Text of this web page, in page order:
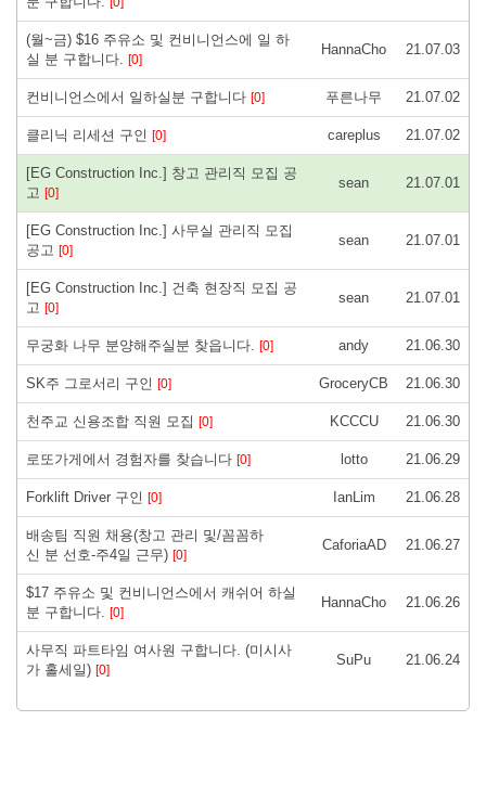
(월~금) $16 주유소 및 컨비니언스에 일 하
실 분 구합니다. [0]
HannaCho 21.07.03
컨비니언스에서 일하실분 구합니다 [0] 푸른나무 21.07.02
클리닉 리세션 구인 [0] careplus 21.07.02
[EG Construction Inc.] 창고 관리직 모집 공
고 [0]
sean 21.07.01
[EG Construction Inc.] 사무실 관리직 모집
공고 [0]
sean 21.07.01
[EG Construction Inc.] 건축 현장직 모집 공
고 [0]
sean 21.07.01
무궁화 나무 분양해주실분 찾읍니다. [0] andy 21.06.30
SK주 그로서리 구인 [0] GroceryCB 21.06.30
천주교 신용조합 직원 모집 [0] KCCCU 21.06.30
로또가게에서 경험자를 찾습니다 [0] lotto 21.06.29
Forklift Driver 구인 [0] IanLim 21.06.28
배송팀 직원 채용(창고 관리 및/꼼꼼하
신 분 선호-주4일 근무) [0]
CaforiaAD 21.06.27
$17 주유소 및 컨비니언스에서 캐쉬어 하실
분 구합니다. [0]
HannaCho 21.06.26
사무직 파트타임 여사원 구합니다. (미시사
가 홀세일) [0]
SuPu 21.06.24